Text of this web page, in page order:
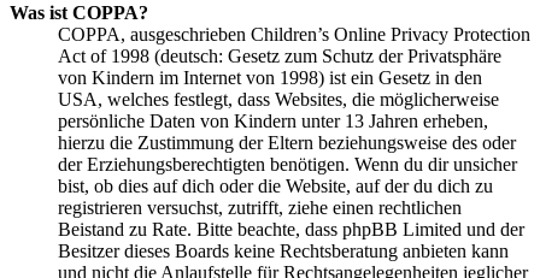
Was ist COPPA?
COPPA, ausgeschrieben Children’s Online Privacy Protection
Act of 1998 (deutsch: Gesetz zum Schutz der Privatsphäre
von Kindern im Internet von 1998) ist ein Gesetz in den
USA, welches festlegt, dass Websites, die möglicherweise
persönliche Daten von Kindern unter 13 Jahren erheben,
hierzu die Zustimmung der Eltern beziehungsweise des oder
der Erziehungsberechtigten benötigen. Wenn du dir unsicher
bist, ob dies auf dich oder die Website, auf der du dich zu
registrieren versuchst, zutrifft, ziehe einen rechtlichen
Beistand zu Rate. Bitte beachte, dass phpBB Limited und der
Besitzer dieses Boards keine Rechtsberatung anbieten kann
und nicht die Anlaufstelle für Rechtsangelegenheiten jeglicher